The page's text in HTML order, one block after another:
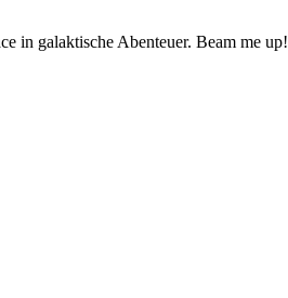
in galaktische Abenteuer. Beam me up!